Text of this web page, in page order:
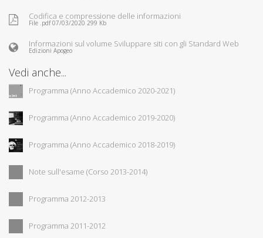
Codifica e compressione delle informazioni
File .pdf 07/03/2020 299 Kb
Informazioni sul volume Sviluppare siti con gli Standard Web
Edizioni Apogeo
Vedi anche...
Programma (Anno Accademico 2020-2021)
Programma (Anno Accademico 2019-2020)
Programma (Anno Accademico 2018-2019)
Note sull'esame (Corso 2013-2014)
Programma 2012-2013
Programma 2011-2012